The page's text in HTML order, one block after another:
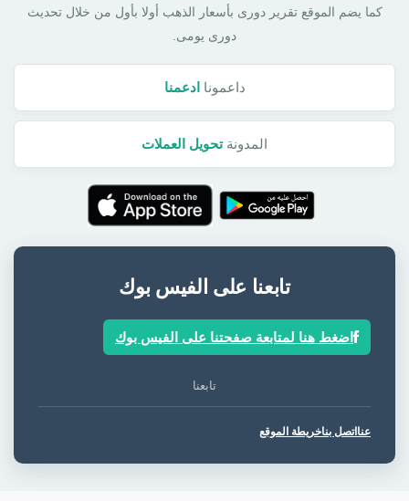
كما يضم الموقع تقرير دورى بأسعار الذهب أولا بأول من خلال تحديث
دورى يومى.
داعمونا ادعمنا
المدونةتحويل العملات
تابعنا على الفيس بوك
اضغط هنا لمتابعة صفحتنا على الفيس بوك
تابعنا
عنا اتصل بناخريطة الموقع